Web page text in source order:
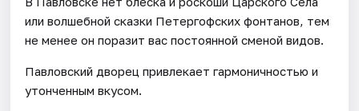
или волшебной сказки Петергофских фонтанов, тем
не менее он поразит вас постоянной сменой видов.
Павловский дворец привлекает гармоничностью и
утонченным вкусом.